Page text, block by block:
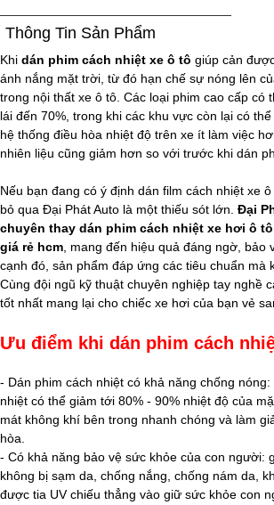
Thông Tin Sản Phẩm
Khi dán phim cách nhiệt xe ô tô giúp cản
ánh nắng mặt trời, từ đó hạn chế sự nóng lên
trong nội thất xe ô tô. Các loại phim cao cấp có
lái đến 70%, trong khi các khu vực còn lại có
hệ thống điều hòa nhiệt độ trên xe ít làm việc
nhiên liệu cũng giảm hơn so với trước khi dán
Nếu bạn đang có ý định dán film cách nhiệt xe
bỏ qua Đại Phát Auto là một thiếu sót lớn. Đại
chuyên thay dán phim cách nhiệt xe hơi ô tô
giá rẻ​ hcm , mang đến hiệu quả đáng ngờ, bảo
cạnh đó, sản phẩm đáp ứng các tiêu chuẩn mà
Cùng đội ngũ kỹ thuật chuyên nghiệp tay nghề
tốt nhất mang lại cho chiếc xe hơi của bạn vẻ
Ưu điểm khi dán phim cách
- Dán phim cách nhiệt có khả năng chống
nhiệt có thể giảm tới 80% - 90% nhiệt độ của
mát không khí bên trong nhanh chóng và làm
hòa.
- Có khả năng bảo vệ sức khỏe của con người:
không bị sạm da, chống nắng, chống nám da,
được tia UV chiếu thẳng vào giữ sức khỏe con